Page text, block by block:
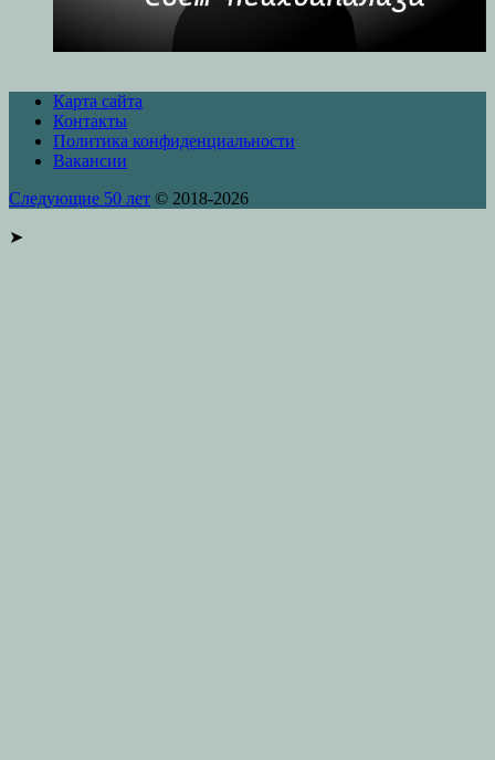
Карта сайта
Контакты
Политика конфиденциальности
Вакансии
Следующие 50 лет © 2018-2026
➤